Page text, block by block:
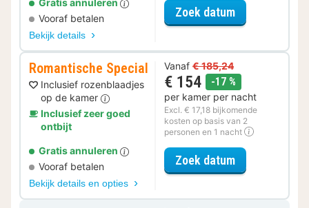
Gratis annuleren
Vooraf betalen
Bekijk details
Zoek datumvoor Relax
Romantische Special
Inclusief rozenblaadjes
op de kamer
Inclusief zeer goed
ontbijt
Gratis annuleren
Vooraf betalen
Bekijk details en opties
Vanaf € 185,24
€ 154 -17 %
per kamer per nacht
Excl. € 17,18 bijkomende
kosten op basis van 2
personen en 1 nacht
Zoek datumvoor